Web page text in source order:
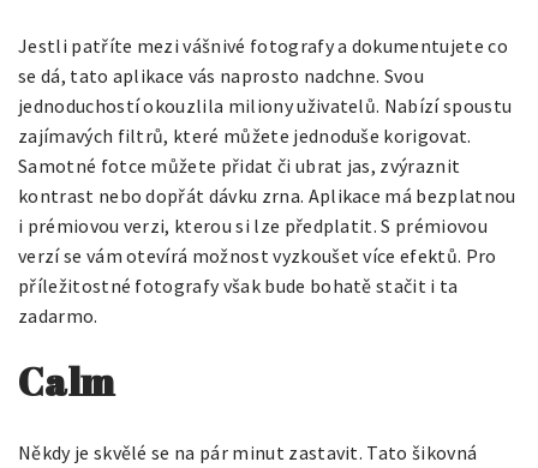
Jestli patříte mezi vášnivé fotografy a dokumentujete co
se dá, tato aplikace vás naprosto nadchne. Svou
jednoduchostí okouzlila miliony uživatelů. Nabízí spoustu
zajímavých filtrů, které můžete jednoduše korigovat.
Samotné fotce můžete přidat či ubrat jas, zvýraznit
kontrast nebo dopřát dávku zrna. Aplikace má bezplatnou
i prémiovou verzi, kterou si lze předplatit. S prémiovou
verzí se vám otevírá možnost vyzkoušet více efektů. Pro
příležitostné fotografy však bude bohatě stačit i ta
zadarmo.
Calm
Někdy je skvělé se na pár minut zastavit. Tato šikovná